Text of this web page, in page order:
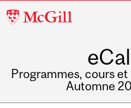
McGill
Programmes, cours
Automne